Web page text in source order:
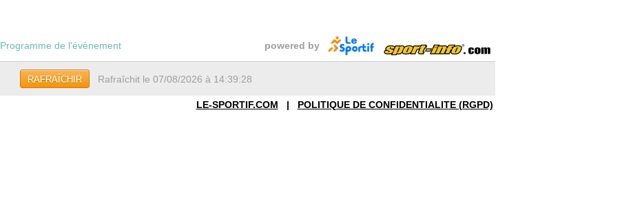
Programme de l'évènement powered by
RAFRAÎCHIR Rafraîchit le 07/08/2026 à 14:39:28
LE-SPORTIF.COM | POLITIQUE DE CONFIDENTIALITE (RGPD)